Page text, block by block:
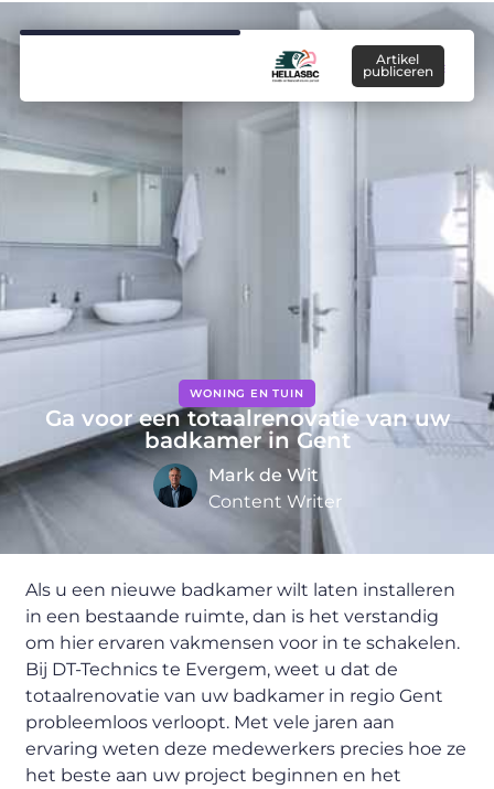
Artikel
publiceren
WONING EN TUIN
Ga voor een totaalrenovatie van uw
badkamer in Gent
Mark de Wit
Content Writer
Als u een nieuwe badkamer wilt laten installeren
in een bestaande ruimte, dan is het verstandig
om hier ervaren vakmensen voor in te schakelen.
Bij DT-Technics te Evergem, weet u dat de
totaalrenovatie van uw badkamer in regio Gent
probleemloos verloopt. Met vele jaren aan
ervaring weten deze medewerkers precies hoe ze
het beste aan uw project beginnen en het